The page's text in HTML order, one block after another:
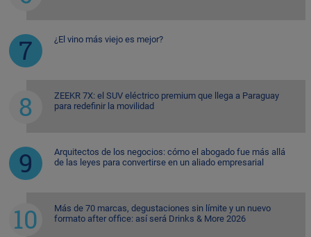
¿El vino más viejo es mejor?
ZEEKR 7X: el SUV eléctrico premium que llega a Paraguay
para redefinir la movilidad
Arquitectos de los negocios: cómo el abogado fue más allá
de las leyes para convertirse en un aliado empresarial
Más de 70 marcas, degustaciones sin límite y un nuevo
formato after office: así será Drinks & More 2026